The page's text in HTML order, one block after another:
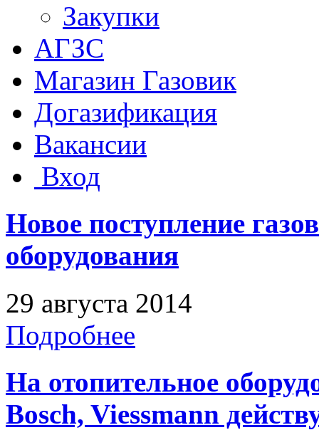
Закупки
АГЗС
Магазин Газовик
Догазификация
Вакансии
Вход
Новое поступление
оборудования
29 августа 2014
Подробнее
На отопительное
Bosch, Viessmann